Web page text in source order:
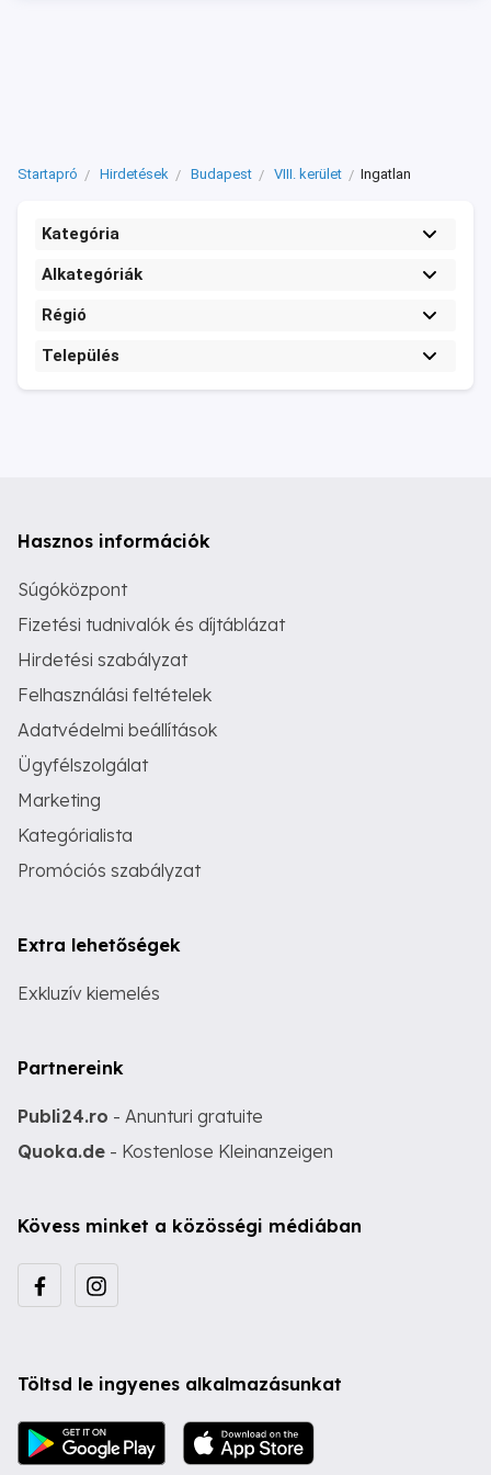
Startapró Hirdetések Budapest VIII. kerület Ingatlan
Kategória
Alkategóriák
Régió
Település
Hasznos információk
Súgóközpont
Fizetési tudnivalók és díjtáblázat
Hirdetési szabályzat
Felhasználási feltételek
Adatvédelmi beállítások
Ügyfélszolgálat
Marketing
Kategórialista
Promóciós szabályzat
Extra lehetőségek
Exkluzív kiemelés
Partnereink
Publi24.ro - Anunturi gratuite
Quoka.de - Kostenlose Kleinanzeigen
Kövess minket a közösségi médiában
Töltsd le ingyenes alkalmazásunkat